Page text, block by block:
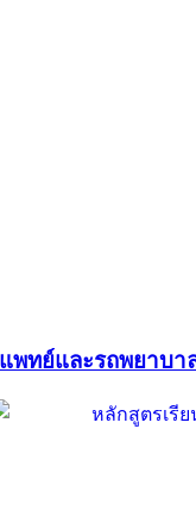
ย์และรถพยาบาล